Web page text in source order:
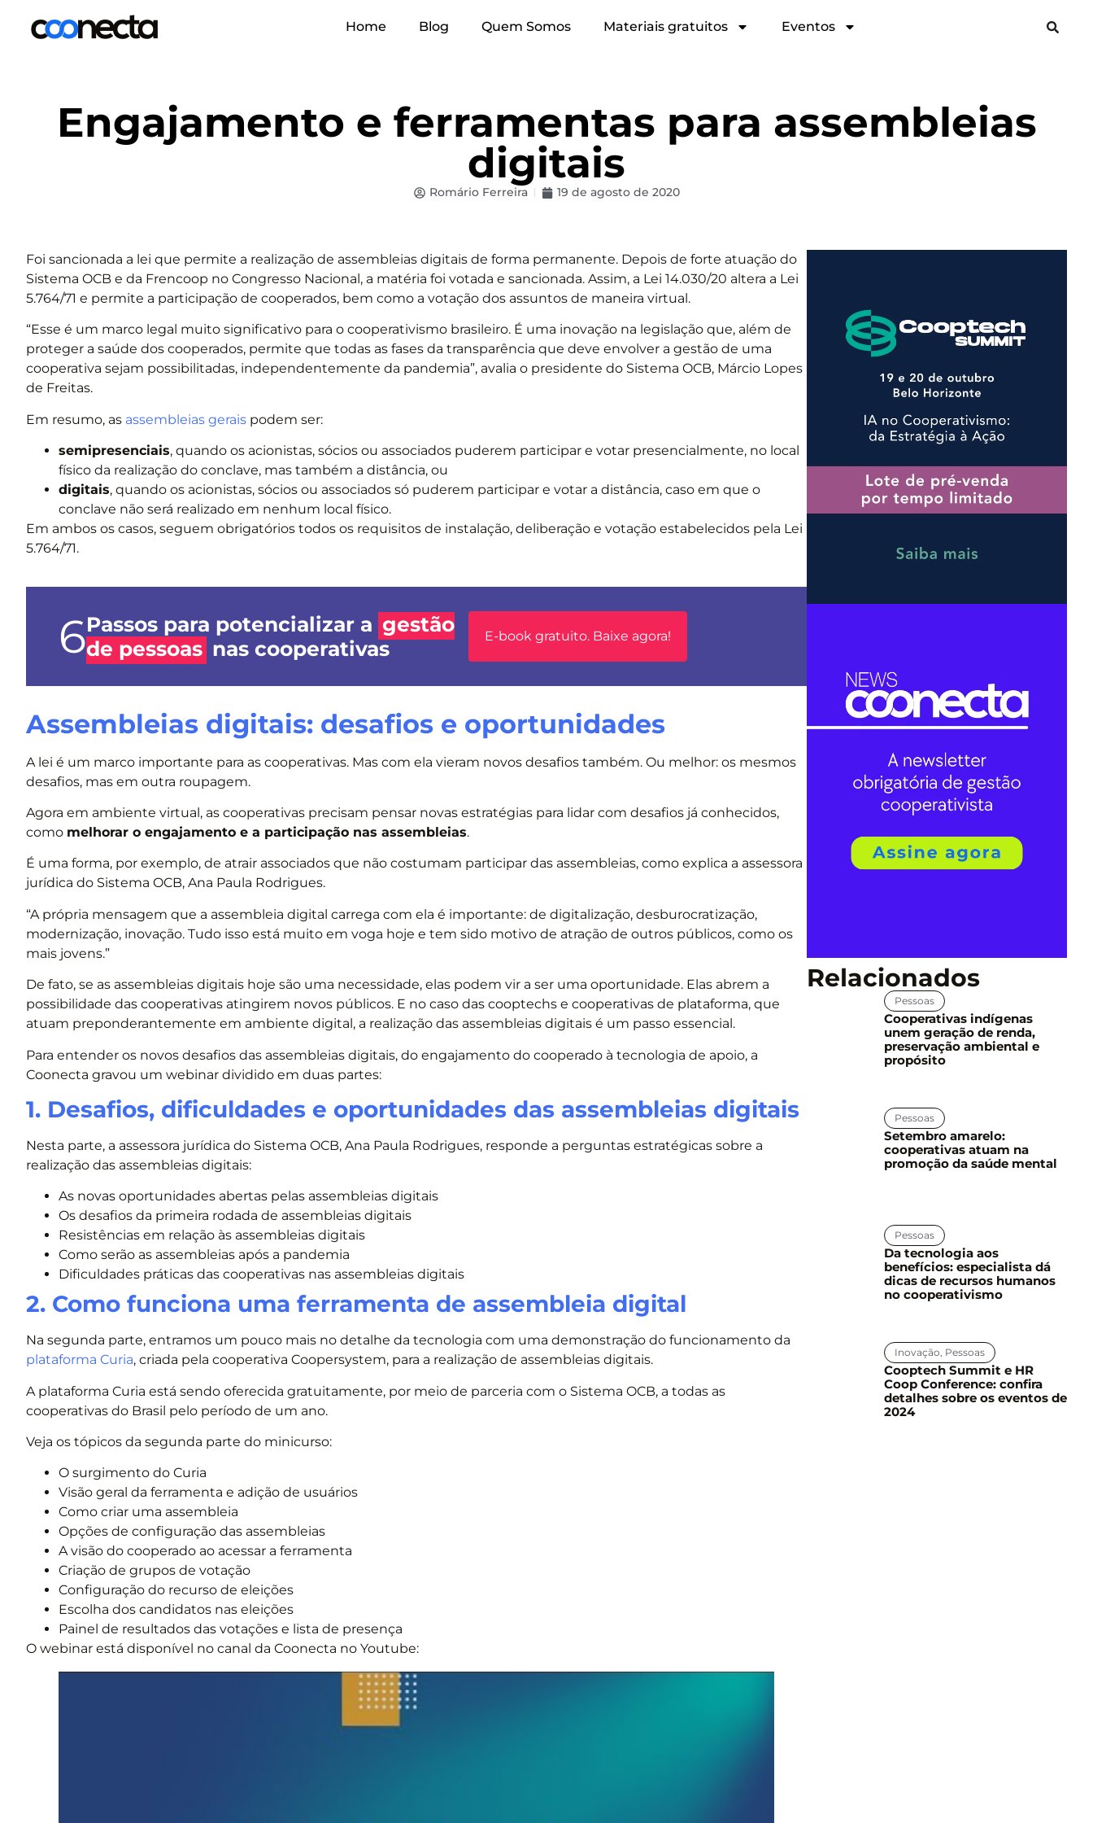
Home Blog Quem Somos Materiais gratuitos Eventos
Engajamento e ferramentas para assembleias
digitais
Romário Ferreira 19 de agosto de 2020
Foi sancionada a lei que permite a realização de assembleias digitais de forma permanente. Depois de forte atuação do
Sistema OCB e da Frencoop no Congresso Nacional, a matéria foi votada e sancionada. Assim, a Lei 14.030/20 altera a Lei
5.764/71 e permite a participação de cooperados, bem como a votação dos assuntos de maneira virtual.
“Esse é um marco legal muito significativo para o cooperativismo brasileiro. É uma inovação na legislação que, além de
proteger a saúde dos cooperados, permite que todas as fases da transparência que deve envolver a gestão de uma
cooperativa sejam possibilitadas, independentemente da pandemia”, avalia o presidente do Sistema OCB, Márcio Lopes
de Freitas.
Em resumo, as assembleias gerais podem ser:
semipresenciais, quando os acionistas, sócios ou associados puderem participar e votar presencialmente, no local
físico da realização do conclave, mas também a distância, ou
digitais, quando os acionistas, sócios ou associados só puderem participar e votar a distância, caso em que o
conclave não será realizado em nenhum local físico.
Em ambos os casos, seguem obrigatórios todos os requisitos de instalação, deliberação e votação estabelecidos pela Lei
5.764/71.
6Passos para potencializar a gestão
de pessoas nas cooperativas
E-book gratuito. Baixe agora!
Assembleias digitais: desafios e oportunidades
A lei é um marco importante para as cooperativas. Mas com ela vieram novos desafios também. Ou melhor: os mesmos
desafios, mas em outra roupagem.
Agora em ambiente virtual, as cooperativas precisam pensar novas estratégias para lidar com desafios já conhecidos,
como melhorar o engajamento e a participação nas assembleias.
É uma forma, por exemplo, de atrair associados que não costumam participar das assembleias, como explica a assessora
jurídica do Sistema OCB, Ana Paula Rodrigues.
“A própria mensagem que a assembleia digital carrega com ela é importante: de digitalização, desburocratização,
modernização, inovação. Tudo isso está muito em voga hoje e tem sido motivo de atração de outros públicos, como os
mais jovens.”
De fato, se as assembleias digitais hoje são uma necessidade, elas podem vir a ser uma oportunidade. Elas abrem a
possibilidade das cooperativas atingirem novos públicos. E no caso das cooptechs e cooperativas de plataforma, que
atuam preponderantemente em ambiente digital, a realização das assembleias digitais é um passo essencial.
Para entender os novos desafios das assembleias digitais, do engajamento do cooperado à tecnologia de apoio, a
Coonecta gravou um webinar dividido em duas partes:
1. Desafios, dificuldades e oportunidades das assembleias digitais
Nesta parte, a assessora jurídica do Sistema OCB, Ana Paula Rodrigues, responde a perguntas estratégicas sobre a
realização das assembleias digitais:
As novas oportunidades abertas pelas assembleias digitais
Os desafios da primeira rodada de assembleias digitais
Resistências em relação às assembleias digitais
Como serão as assembleias após a pandemia
Dificuldades práticas das cooperativas nas assembleias digitais
2. Como funciona uma ferramenta de assembleia digital
Na segunda parte, entramos um pouco mais no detalhe da tecnologia com uma demonstração do funcionamento da
plataforma Curia, criada pela cooperativa Coopersystem, para a realização de assembleias digitais.
A plataforma Curia está sendo oferecida gratuitamente, por meio de parceria com o Sistema OCB, a todas as
cooperativas do Brasil pelo período de um ano.
Veja os tópicos da segunda parte do minicurso:
O surgimento do Curia
Visão geral da ferramenta e adição de usuários
Como criar uma assembleia
Opções de configuração das assembleias
A visão do cooperado ao acessar a ferramenta
Criação de grupos de votação
Configuração do recurso de eleições
Escolha dos candidatos nas eleições
Painel de resultados das votações e lista de presença
O webinar está disponível no canal da Coonecta no Youtube:
Relacionados
Pessoas
Cooperativas indígenas
unem geração de renda,
preservação ambiental e
propósito
Pessoas
Setembro amarelo:
cooperativas atuam na
promoção da saúde mental
Pessoas
Da tecnologia aos
benefícios: especialista dá
dicas de recursos humanos
no cooperativismo
Inovação Pessoas
Cooptech Summit e HR
Coop Conference: confira
detalhes sobre os eventos de
2024